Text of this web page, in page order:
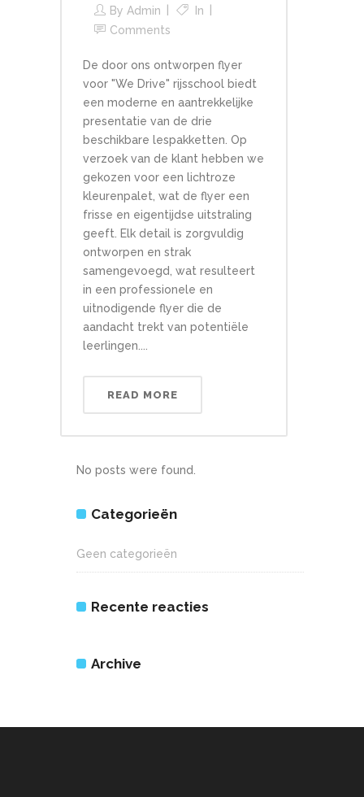
By Admin
In
Comments
De door ons ontworpen flyer
voor "We Drive" rijsschool biedt
een moderne en aantrekkelijke
presentatie van de drie
beschikbare lespakketten. Op
verzoek van de klant hebben we
gekozen voor een lichtroze
kleurenpalet, wat de flyer een
frisse en eigentijdse uitstraling
geeft. Elk detail is zorgvuldig
ontworpen en strak
samengevoegd, wat resulteert
in een professionele en
uitnodigende flyer die de
aandacht trekt van potentiële
leerlingen....
READ MORE
No posts were found.
Categorieën
Geen categorieën
Recente reacties
Archive